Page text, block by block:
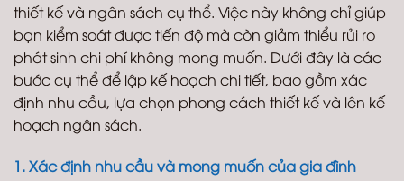
thiết kế và ngân sách cụ thể. Việc này không chỉ giúp
bạn kiểm soát được tiến độ mà còn giảm thiểu rủi ro
phát sinh chi phí không mong muốn. Dưới đây là các
bước cụ thể để lập kế hoạch chi tiết, bao gồm xác
định nhu cầu, lựa chọn phong cách thiết kế và lên kế
hoạch ngân sách.
1. Xác định nhu cầu và mong muốn của gia đình